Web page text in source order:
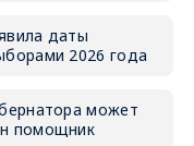
даты
2026 года
может
помощник